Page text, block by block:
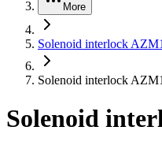
More
Solenoid interlock
Solenoid interlock
Solenoid